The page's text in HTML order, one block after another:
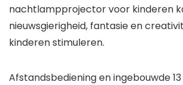
nachtlampprojector voor kinderen
nieuwsgierigheid, fantasie en
kinderen stimuleren.
Afstandsbediening en ingebouwde